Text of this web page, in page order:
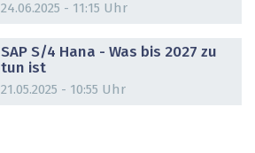
24.06.2025 - 11:15 Uhr
SAP S/4 Hana - Was bis 2027 zu
tun ist
21.05.2025 - 10:55 Uhr